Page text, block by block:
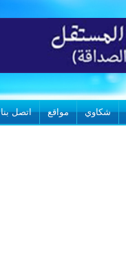
شكاوي مواقع اتصل بنا